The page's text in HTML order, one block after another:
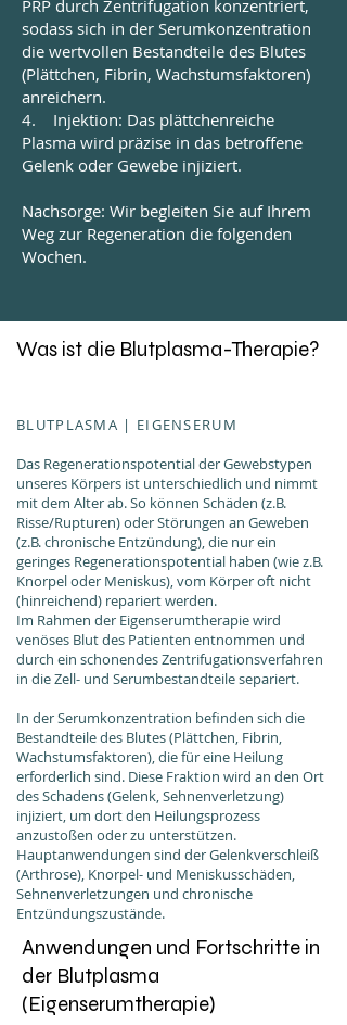
PRP durch Zentrifugation konzentriert,
sodass sich in der Serumkonzentration
die wertvollen Bestandteile des Blutes
(Plättchen, Fibrin, Wachstumsfaktoren)
anreichern.
4. Injektion: Das plättchenreiche
Plasma wird präzise in das betroffene
Gelenk oder Gewebe injiziert.
Nachsorge: Wir begleiten Sie auf Ihrem
Weg zur Regeneration die folgenden
Wochen.
Was ist die Blutplasma-Therapie?
BLUTPLASMA | EIGENSERUM
Das Regenerationspotential der Gewebstypen
unseres Körpers ist unterschiedlich und nimmt
mit dem Alter ab. So können Schäden (z.B.
Risse/Rupturen) oder Störungen an Geweben
(z.B. chronische Entzündung), die nur ein
geringes Regenerationspotential haben (wie z.B.
Knorpel oder Meniskus), vom Körper oft nicht
(hinreichend) repariert werden.
Im Rahmen der Eigenserumtherapie wird
venöses Blut des Patienten entnommen und
durch ein schonendes Zentrifugationsverfahren
in die Zell- und Serumbestandteile separiert.
In der Serumkonzentration befinden sich die
Bestandteile des Blutes (Plättchen, Fibrin,
Wachstumsfaktoren), die für eine Heilung
erforderlich sind. Diese Fraktion wird an den Ort
des Schadens (Gelenk, Sehnenverletzung)
injiziert, um dort den Heilungsprozess
anzustoßen oder zu unterstützen.
Hauptanwendungen sind der Gelenkverschleiß
(Arthrose), Knorpel- und Meniskusschäden,
Sehnenverletzungen und chronische
Entzündungszustände.
Anwendungen und Fortschritte in
der Blutplasma
(Eigenserumtherapie)